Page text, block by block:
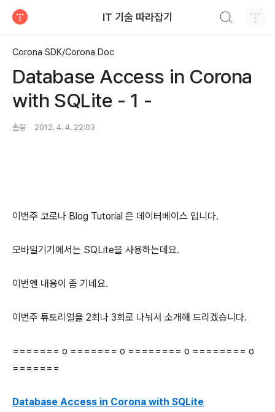
IT 기술 따라잡기
Corona SDK/Corona Doc
Database Access in Corona
with SQLite - 1 -
솔웅 2012. 4. 4. 22:03
이번주 코로나 Blog Tutorial 은 데이터베이스 입니다.
모바일기기에서는 SQLite을 사용하는데요.
이번엔 내용이 좀 기네요.
이번주 튜토리얼을 2회나 3회로 나눠서 소개해 드리겠습니다.
======= o ======= o ======== o ======== o
=======
Database Access in Corona with SQLite